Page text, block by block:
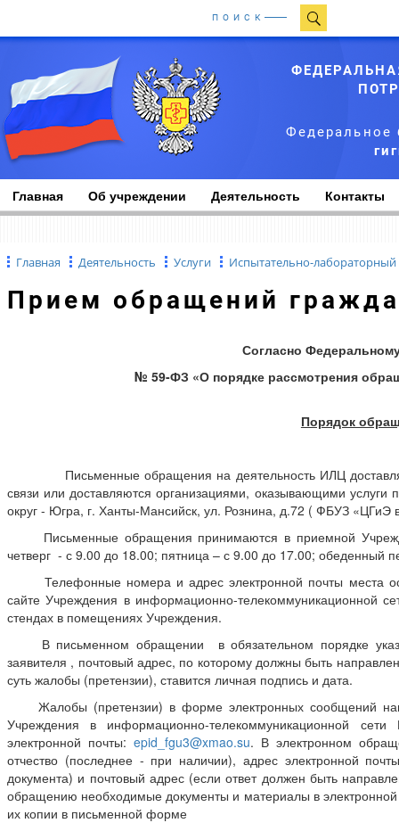
ПОИСК
Федеральное
Главная Об учреждении Деятельность Контакты
Главная Деятельность Услуги Испытательно-лабораторный
Прием обращений
Согласно
№ 59-ФЗ «О порядке рассмотрения
Порядок
Письменные обращения на деятельность ИЛЦ
связи или доставляются организациями, оказывающими
округ - Югра, г. Ханты-Мансийск, ул. Рознина, д.72 ( ФБУЗ
Письменные обращения принимаются в приемной
четверг - с 9.00 до 18.00; пятница – с 9.00 до 17.00; обеденный
Телефонные номера и адрес электронной почты места
сайте Учреждения в информационно-телекоммуникационной
стендах в помещениях Учреждения.
В письменном обращении в обязательном порядке
заявителя , почтовый адрес, по которому должны быть
суть жалобы (претензии), ставится личная подпись и дата.
Жалобы (претензии) в форме электронных сообщений
Учреждения в информационно-телекоммуникационной
электронной почты:epid_fgu3@xmao.su. В электронном
отчество (последнее - при наличии), адрес электронной
документа) и почтовый адрес (если ответ должен быть
обращению необходимые документы и материалы в
их копии в письменной форме